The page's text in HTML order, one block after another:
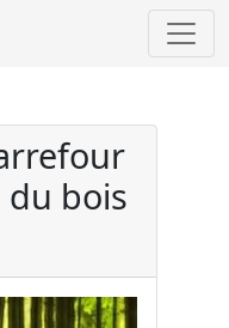
bois